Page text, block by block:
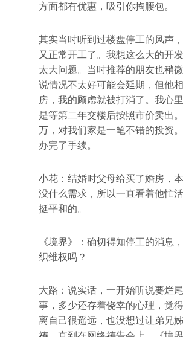
方面都有优惠，吸引你掏腰包。
其实当时听到过楼盘停工的风声
又正常开工了。我想这么大的开
太大问题。当时推荐的朋友也稍
说情况不太好可能会延期，但他
房，我的顾虑就被打消了。我心
是等第二年交楼后按照市价卖出
万，对我们家是一笔不错的投资
办完了手续。
小花：结婚时父母给买了婚房，
没什么需求，所以一直看着他忙
挺平和的。
《境界》：确切得知停工的消息
织维权吗？
大路：说实话，一开始听说要烂
事，多少还存着侥幸的心理，觉
离自己很遥远，也没想过让弟兄